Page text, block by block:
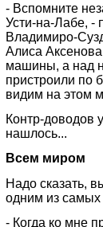
- Вспомните
Усти-на-Лабе, -
Владимиро-
Алиса
машины, а над
пристроили по
видим на этом
Контр-доводов
нашлось...
Всем миром
Надо сказать,
одним из
- Когда ко мне